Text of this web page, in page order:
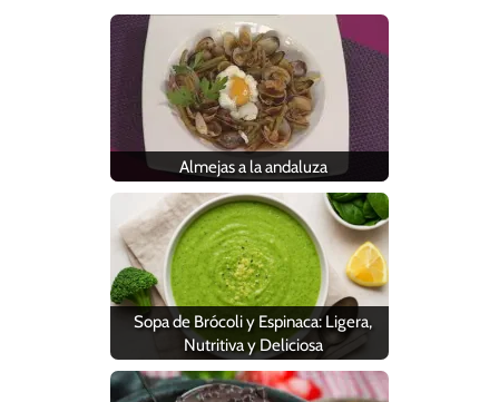
Almejas a la andaluza
Sopa de Brócoli y Espinaca: Ligera,
Nutritiva y Deliciosa